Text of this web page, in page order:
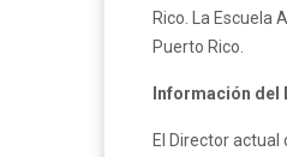
Rico. La Escuela
Puerto Rico.
Información del
El Director